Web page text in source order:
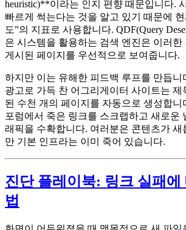
heuristic)**이라는 인지 편향 때문입니다.
빠르게 썩는다는 것을 알고 있기 때문에
도”의 지표로 사용합니다. QDF(Query
은 시스템을 활용하는 검색 엔진은 이러한
게시된 페이지를 우선적으로 보여줍니다.
하지만 이는 유해한 피드백 루프를 만듭니
광고로 가득 찬 어그리게이터 사이트는 제
된 수천 개의 페이지를 자동으로 생성합니
포럼에서 죽은 링크를 스크랩하고 새로운
래픽을 수확합니다. 여러분은 콘텐츠가 새
만 기본 인프라는 이미 죽어 있습니다.
진단 플레이북: 링크 실패에
법